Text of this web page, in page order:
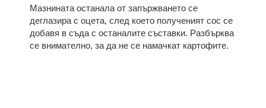
Мазнината останала от запържването се
деглазира с оцета, след което полученият сос се
добавя в съда с останалите съставки. Разбърква
се внимателно, за да не се намачкат картофите.